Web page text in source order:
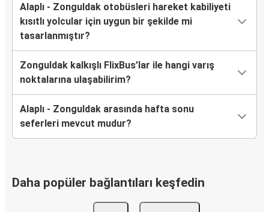
Alaplı - Zonguldak otobüsleri hareket kabiliyeti
kısıtlı yolcular için uygun bir şekilde mi
tasarlanmıştır?
Zonguldak kalkışlı FlixBus’lar ile hangi varış
noktalarına ulaşabilirim?
Alaplı - Zonguldak arasında hafta sonu
seferleri mevcut mudur?
Daha popüler bağlantıları keşfedin